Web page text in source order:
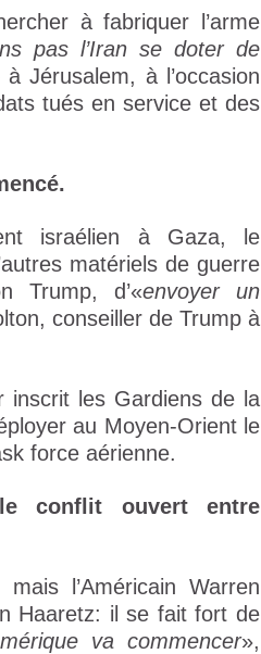
à fabriquer l’arme
pas l’Iran se doter de
Jérusalem, à l’occasion
tués en service et des
israélien à Gaza, le
matériels de guerre
Trump, d’«envoyer un
conseiller de Trump à
inscrit les Gardiens de la
au Moyen-Orient le
force aérienne.
conflit ouvert entre
l’Américain Warren
Haaretz: il se fait fort de
va commencer»,